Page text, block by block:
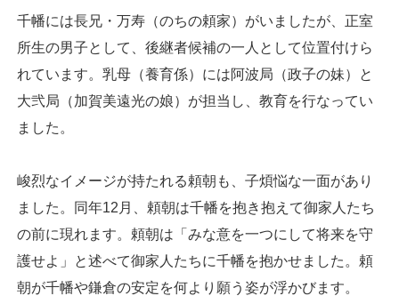
千幡には長兄・万寿（のちの頼家）がいましたが、正室
所生の男子として、後継者候補の一人として位置付けら
れています。乳母（養育係）には阿波局（政子の妹）と
大弐局（加賀美遠光の娘）が担当し、教育を行なってい
ました。
峻烈なイメージが持たれる頼朝も、子煩悩な一面があり
ました。同年12月、頼朝は千幡を抱き抱えて御家人たち
の前に現れます。頼朝は「みな意を一つにして将来を守
護せよ」と述べて御家人たちに千幡を抱かせました。頼
朝が千幡や鎌倉の安定を何より願う姿が浮かびます。